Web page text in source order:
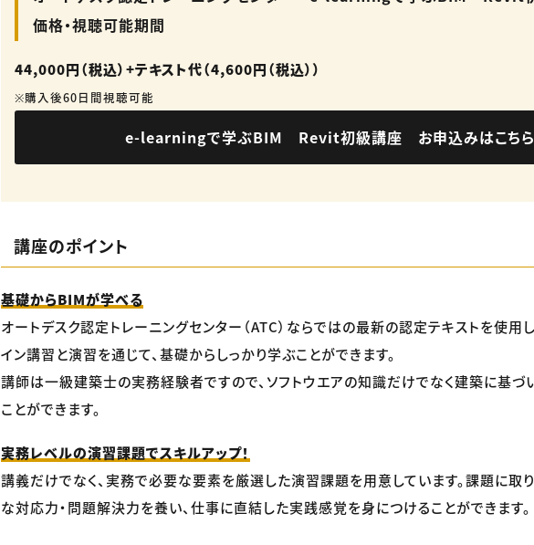
価格・視聴可能期間
44,000円（税込）+テキスト代（4,600円（税込））
※購入後60日間視聴可能
e-learningで学ぶBIM Revit初級講座 お申込みはこちら
講座のポイント
基礎からBIMが学べる
オートデスク認定トレーニングセンター（ATC）ならではの最新の認定テキストを使用
イン講習と演習を通じて、基礎からしっかり学ぶことができます。
講師は一級建築士の実務経験者ですので、ソフトウエアの知識だけでなく建築に基づ
ことができます。
実務レベルの演習課題でスキルアップ！
講義だけでなく、実務で必要な要素を厳選した演習課題を用意しています。課題に取
な対応力・問題解決力を養い、仕事に直結した実践感覚を身につけることができます。